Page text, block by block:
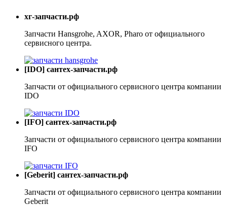
хг-запчасти.рф
Запчасти Hansgrohe, AXOR, Pharo от официального
сервисного центра.
[IDO] сантех-запчасти.рф
Запчасти от официального сервисного центра компании
IDO
[IFO] сантех-запчасти.рф
Запчасти от официального сервисного центра компании
IFO
[Geberit] сантех-запчасти.рф
Запчасти от официального сервисного центра компании
Geberit